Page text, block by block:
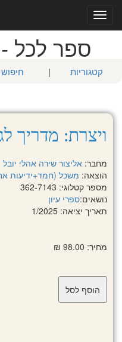
Toggle
navigation
ספר לכל
קטגוריות | חיפוש
ויצרת: מדריך
מחבר: אליצור שירה אהלי יובל
הוצאה: משכל (חמד+ידיעות
מספר קטלוגי: 362-7143
נושאים:ספרי עיון
תאריך יציאה: 1/2025
מחיר: 98.00 ₪